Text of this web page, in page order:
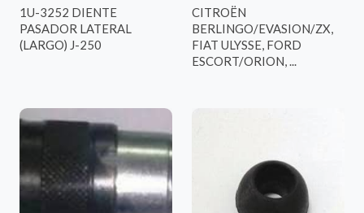
1U-3252 DIENTE
PASADOR LATERAL
(LARGO) J-250
CITROËN
BERLINGO/EVASION/ZX,
FIAT ULYSSE, FORD
ESCORT/ORION, ...